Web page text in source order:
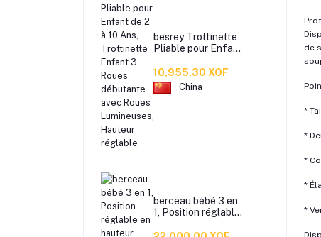
besrey Trottinette
Pliable pour Enfant
Trottinette Enfant
3 Roues débutante
avec Roues
10,955.30 XOF
China
berceau bébé 3 en
1, Position réglable
de
*
*
*
*
*